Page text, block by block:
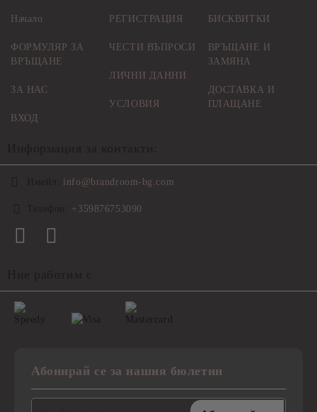
Начало
ФОРМУЛЯР ЗА
ВРЪЩАНЕ
ЗА НАС
ВХОД
РЕГИСТРАЦИЯ
ЧЕСТИ ВЪПРОСИ
ЛИЧНИ ДАННИ
УСЛОВИЯ
БИСКВИТКИ
ВРЪЩАНЕ И
ЗАМЯНА
ДОСТАВКА И
ПЛАЩАНЕ
info@brandroom-bg.com
+359876753090
Абонирай се за нашия бюлетин